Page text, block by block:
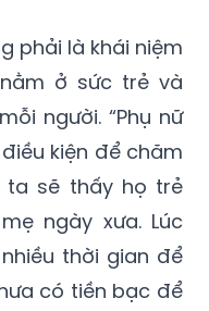
phải là khái niệm
ở sức trẻ và
người. “Phụ nữ
kiện để chăm
ta sẽ thấy họ trẻ
ngày xưa. Lúc
thời gian để
có tiền bạc để